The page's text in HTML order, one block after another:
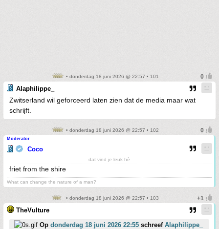
• donderdag 18 juni 2026 @ 22:57 • 101
Alaphilippe_
Zwitserland wil geforceerd laten zien dat de media maar wat
schrijft.
• donderdag 18 juni 2026 @ 22:57 • 102
Moderator
Coco
dat vind je leuk hè
friet from the shire
What can change the nature of a man?
• donderdag 18 juni 2026 @ 22:57 • 103
TheVulture
Op donderdag 18 juni 2026 22:55 schreef Alaphilippe_